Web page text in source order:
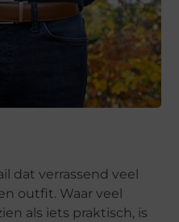
dat verrassend veel
outfit. Waar veel
als iets praktisch, is